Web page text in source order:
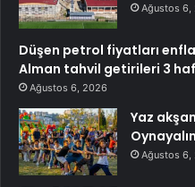
Ağustos 6,
Düşen petrol fiyatları
Alman tahvil getirileri 3
Ağustos 6, 2026
Yaz
Ağustos 6,